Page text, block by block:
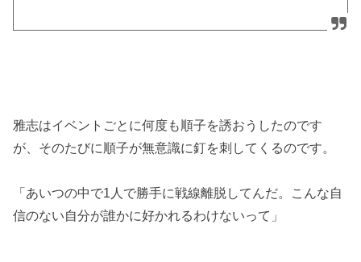
雅志はイベントごとに何度も順子を誘おうしたのです
が、そのたびに順子が無意識に釘を刺してくるのです。
「あいつの中で1人で勝手に戦線離脱してんだ。こんな自
信のない自分が誰かに好かれるわけないって」